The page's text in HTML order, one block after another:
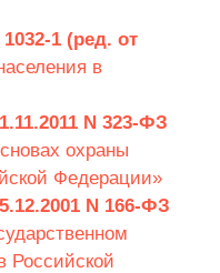
1 (ред. от
в
N 323-ФЗ
охраны
Федерации»
N 166-ФЗ
Российской